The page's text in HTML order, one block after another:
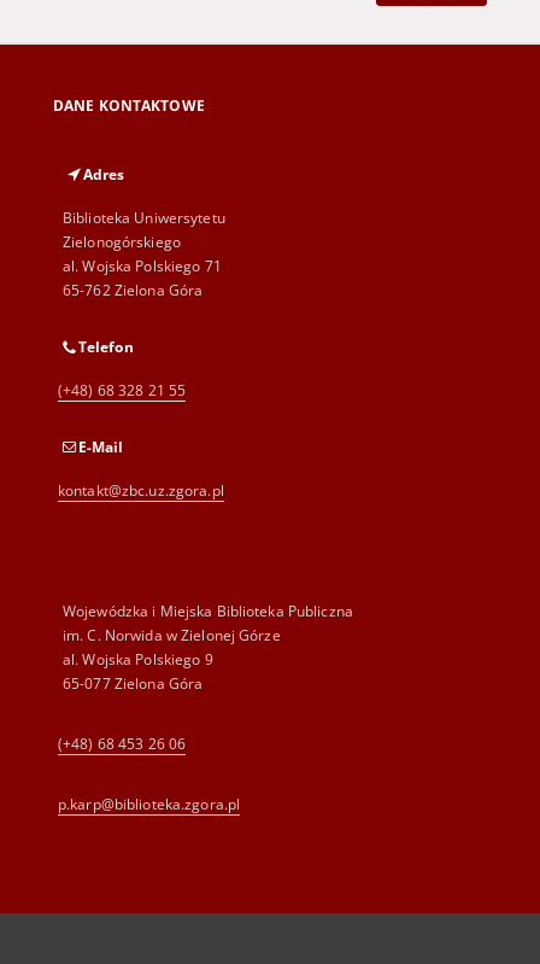
DANE KONTAKTOWE
Adres
Biblioteka Uniwersytetu
Zielonogórskiego
al. Wojska Polskiego 71
65-762 Zielona Góra
Telefon
(+48) 68 328 21 55
E-Mail
kontakt@zbc.uz.zgora.pl
Wojewódzka i Miejska Biblioteka Publiczna
im. C. Norwida w Zielonej Górze
al. Wojska Polskiego 9
65-077 Zielona Góra
(+48) 68 453 26 06
p.karp@biblioteka.zgora.pl